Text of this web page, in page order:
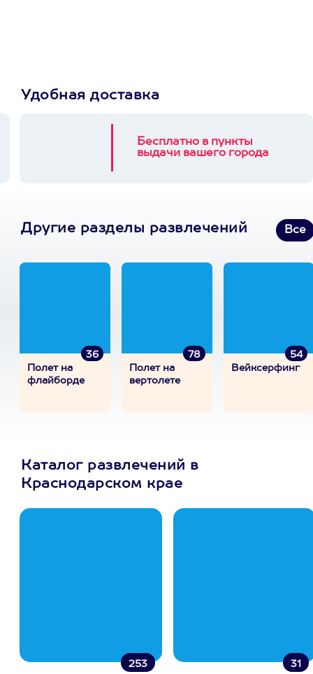
Удобная доставка
Бесплатно в пункты
выдачи вашего города
Другие разделы развлечений Все
36
Полет на
флайборде
78
Полет на
вертолете
54
Вейксерфинг
Каталог развлечений в
Краснодарском крае
253 31